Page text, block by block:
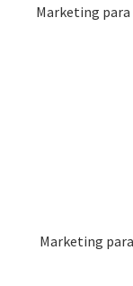
Marketing para
Marketing